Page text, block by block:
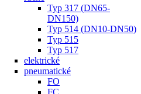
Typ 317 (DN65-
DN150)
Typ 514 (DN10-DN50)
Typ 515
Typ 517
elektrické
pneumatické
FO
FC